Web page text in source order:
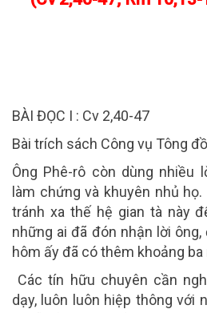
BÀI ĐỌC I : Cv 2,40-47
Bài trích sách Công vụ Tông
Ông Phê-rô còn dùng nhiều
làm chứng và khuyên nhủ
tránh xa thế hệ gian tà này
những ai đã đón nhận lời
hôm ấy đã có thêm khoảng
Các tín hữu chuyên cần
dạy, luôn luôn hiệp thông với